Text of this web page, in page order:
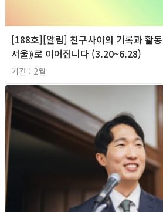
[188호][알림] 친구사이의 기록과 활
서울⟫로 이어집니다 (3.20~6.28)
기간 : 2월